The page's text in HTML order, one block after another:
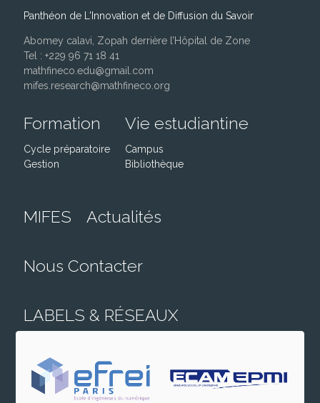
Panthéon de L'Innovation et de Diffusion du Savoir
Abomey calavi, Zopah derrière l’Hôpital de Zone
Tel : +229 96 71 18 41
mathfineco.edu@gmail.com
mifes.research@mathfineco.org
Formation
Cycle préparatoire
Gestion
Vie estudiantine
Campus
Bibliothèque
MIFES Actualités
Nous Contacter
LABELS & RÉSEAUX